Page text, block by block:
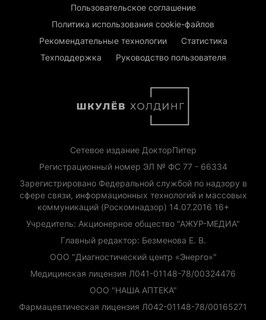
Пользовательское соглашение
Политика использования cookie-файлов
Рекомендательные технологии
Статистика
Техподдержка
Руководство пользователя
Сетевое издание ДокторПитер
Регистрационный номер ЭЛ № ФС 77 - 66334
Зарегистрировано Федеральной службой по надзору в
сфере связи, информационных технологий и массовых
коммуникаций (Роскомнадзор) 14.07.2016 16+
Учредитель: Акционерное общество "АЖУР-МЕДИА"
Главный редактор: Безменова Е. В.
ООО "Диагностический центр «Энерго»"
Медицинская лицензия Л041-01148-78/00324476
ООО "НАША АПТЕКА"
Фармацевтическая лицензия Л042-01148-78/00165271